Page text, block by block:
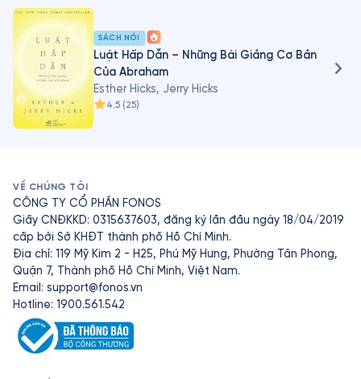
buổi hội thảo về luật hấp dẫn với Nhà xuất bản
Abraham-Hicks do họ sáng lập. Các cuốn sách của họ,
bao gồm cả bộ Luật Hấp Dẫn, - theo Esther Hicks - "là
lời nói từ Abraham", và những gì bà đang làm là khai
thác "trí thông minh vô hạn".  Họ trình bày các hội thảo
về Luật Hấp dẫn tại 60 thành phố mỗi năm.
SÁCH NÓI
Luật Hấp Dẫn – Những Bài Giảng Cơ Bản
Của Abraham
Esther Hicks, Jerry Hicks
4.5 (25)
VỀ CHÚNG TÔI
CÔNG TY CỔ PHẦN FONOS
Giấy CNĐKKD: 0315637603, đăng ký lần đầu ngày 18/04/2019
cấp bởi Sở KHĐT thành phố Hồ Chí Minh.
Địa chỉ: 119 Mỹ Kim 2 - H25, Phú Mỹ Hưng, Phường Tân Phong,
Quận 7, Thành phố Hồ Chí Minh, Việt Nam.
Email: support@fonos.vn
Hotline: 1900.561.542